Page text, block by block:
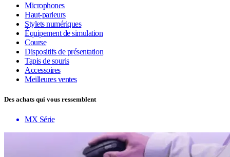
Microphones
Haut-parleurs
Stylets numériques
Équipement de simulation
Course
Dispositifs de présentation
Tapis de souris
Accessoires
Meilleures ventes
Des achats qui vous ressemblent
MX Série